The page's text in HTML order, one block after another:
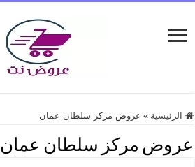
الرئيسية » عروض مركز سلطان عمان
عروض مركز سلطان عمان